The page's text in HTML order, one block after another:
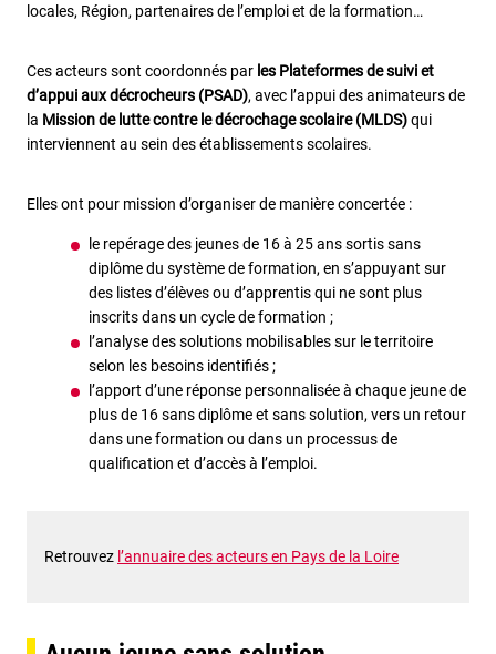
locales, Région, partenaires de l’emploi et de la formation…
Ces acteurs sont coordonnés par les Plateformes de suivi et
d’appui aux décrocheurs (PSAD), avec l’appui des animateurs de
la Mission de lutte contre le décrochage scolaire (MLDS)qui
interviennent au sein des établissements scolaires.
Elles ont pour mission d’organiser de manière concertée :
le repérage des jeunes de 16 à 25 ans sortis sans
diplôme du système de formation, en s’appuyant sur
des listes d’élèves ou d’apprentis qui ne sont plus
inscrits dans un cycle de formation ;
l’analyse des solutions mobilisables sur le territoire
selon les besoins identifiés ;
l’apport d’une réponse personnalisée à chaque jeune de
plus de 16 sans diplôme et sans solution, vers un retour
dans une formation ou dans un processus de
qualification et d’accès à l’emploi.
Retrouvez l’annuaire des acteurs en Pays de la Loire